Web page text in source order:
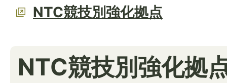
NTC競技別強化拠点
NTC競技別強化拠